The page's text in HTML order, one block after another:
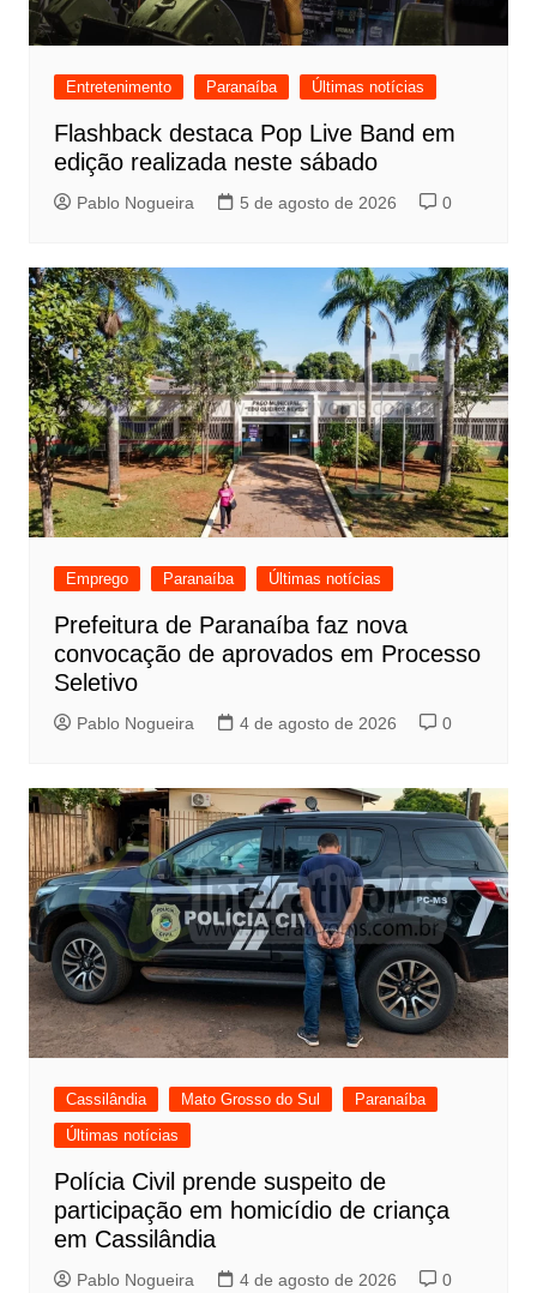
Entretenimento Paranaíba Últimas notícias
Flashback destaca Pop Live Band em
edição realizada neste sábado
Pablo Nogueira 5 de agosto de 2026 0
Emprego Paranaíba Últimas notícias
Prefeitura de Paranaíba faz nova
convocação de aprovados em Processo
Seletivo
Pablo Nogueira 4 de agosto de 2026 0
Cassilândia Mato Grosso do Sul
Paranaíba
Últimas notícias
Polícia Civil prende suspeito de
participação em homicídio de criança
em Cassilândia
Pablo Nogueira 4 de agosto de 2026 0